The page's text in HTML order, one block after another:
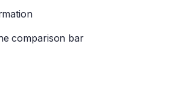
comparison bar